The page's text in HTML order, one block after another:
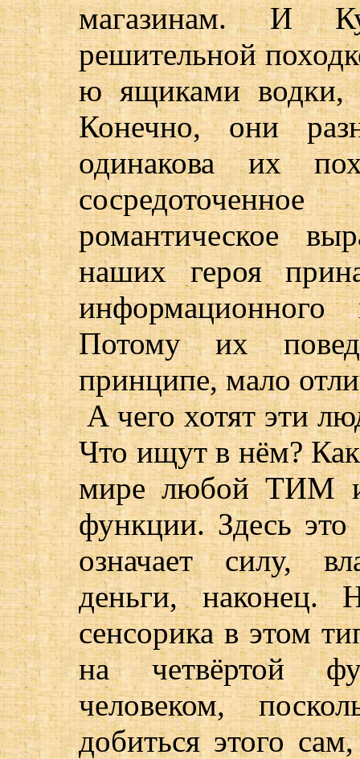
магазинам. И
решительной
ю ящиками водки,
Конечно, они
одинакова их
романтическое
наших героя
Потому их
принципе, мало
А чего хотят эти
Что ищут в нём?
мире любой ТИМ
функции. Здесь это
означает силу,
деньги, наконец.
сенсорика в этом
на четвёртой
человеком,
добиться этого